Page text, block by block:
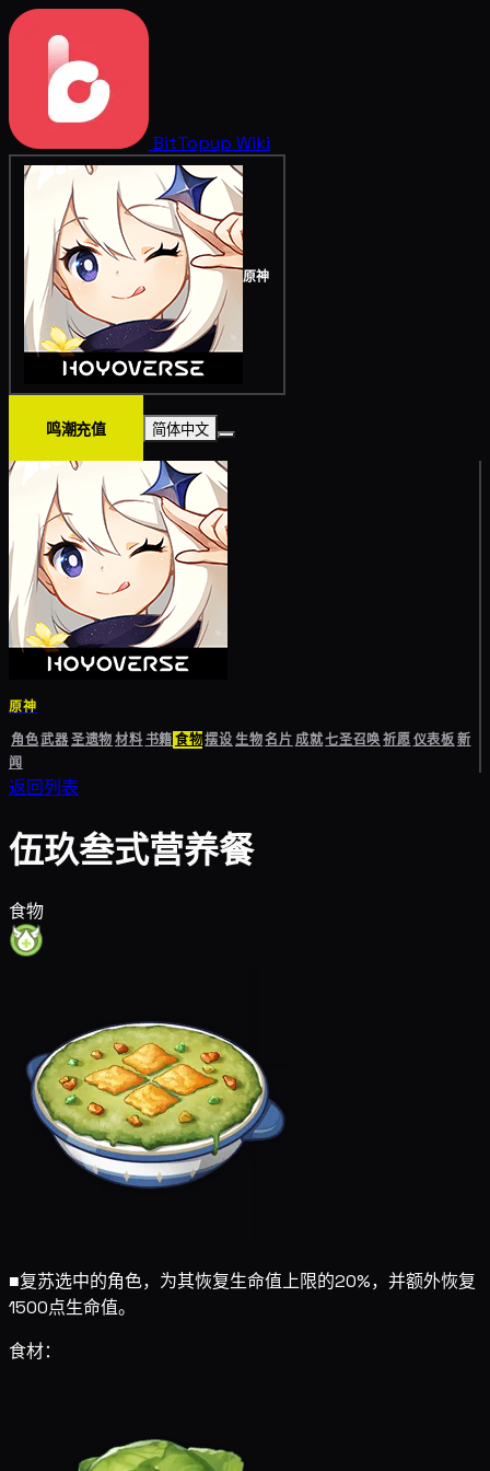
BitTopup Wiki
原神
鸣潮充值 简体中文
原神
角色武器圣遗物材料书籍食物摆设生物名片成就七圣召唤祈愿仪表板新
闻
返回列表
伍玖叁式营养餐
食物
■复苏选中的角色，为其恢复生命值上限的20%，并额外恢复
1500点生命值。
食材：